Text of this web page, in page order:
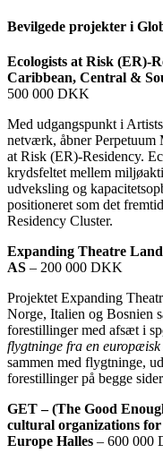
Bevilgede projekter i
Ecologists at Risk (ER)-
Caribbean, Central &
500 000 DKK
Med udgangspunkt i
netværk, åbner Perpetuum
at Risk (ER)-Residency.
krydsfeltet mellem
udveksling og
positioneret som det
Residency Cluster.
Expanding Theatre
AS – 200 000 DKK
Projektet Expanding
Norge, Italien og Bosnien
forestillinger med afsæt i
flygtninge fra en europæisk
sammen med flygtninge,
forestillinger på begge
GET – (The Good
cultural organizations
Europe Halles – 600 000